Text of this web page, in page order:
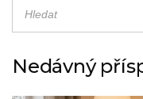
Nedávný